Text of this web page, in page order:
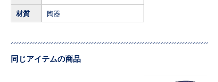
材質 陶器
同じアイテムの商品